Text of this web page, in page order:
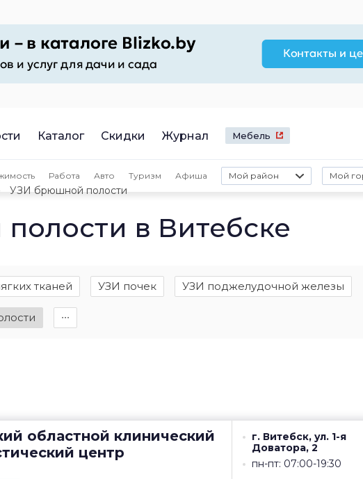
Каталог Скидки Журнал Мебель
Работа Авто Туризм Афиша Мой район Мой
УЗИ брюшной полости
в Витебске
тканей УЗИ почек УЗИ поджелудочной железы
∙∙∙
областной клинический
центр
г. Витебск, ул. 1-я
Доватора, 2
пн-пт: 07:00-19:30